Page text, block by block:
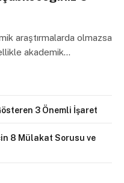
araştırmalarda olmazsa
akademik…
3 Önemli İşaret
8 Mülakat Sorusu ve